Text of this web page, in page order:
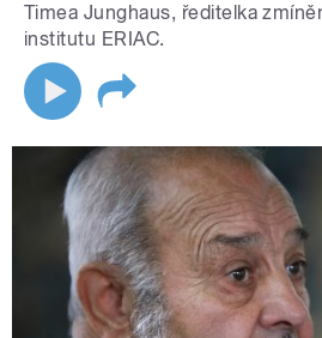
Timea Junghaus, ředitelka
institutu ERIAC.